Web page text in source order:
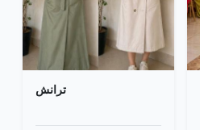
ترانش